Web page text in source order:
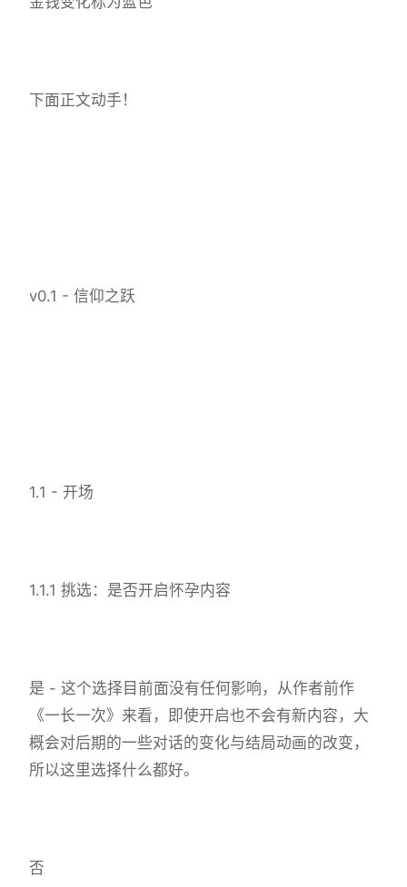
下面正文动手！
v0.1 - 信仰之跃
1.1 - 开场
1.1.1 挑选：是否开启怀孕内容
是 - 这个选择目前面没有任何影响，从作者前作
《一长一次》来看，即使开启也不会有新内容，大
概会对后期的一些对话的变化与结局动画的改变，
所以这里选择什么都好。
否